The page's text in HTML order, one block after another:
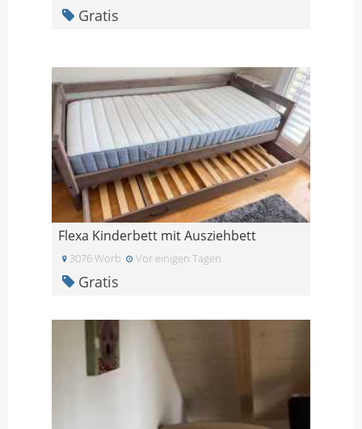
Gratis
Flexa Kinderbett mit Ausziehbett
3076 Worb Vor einigen Tagen
Gratis